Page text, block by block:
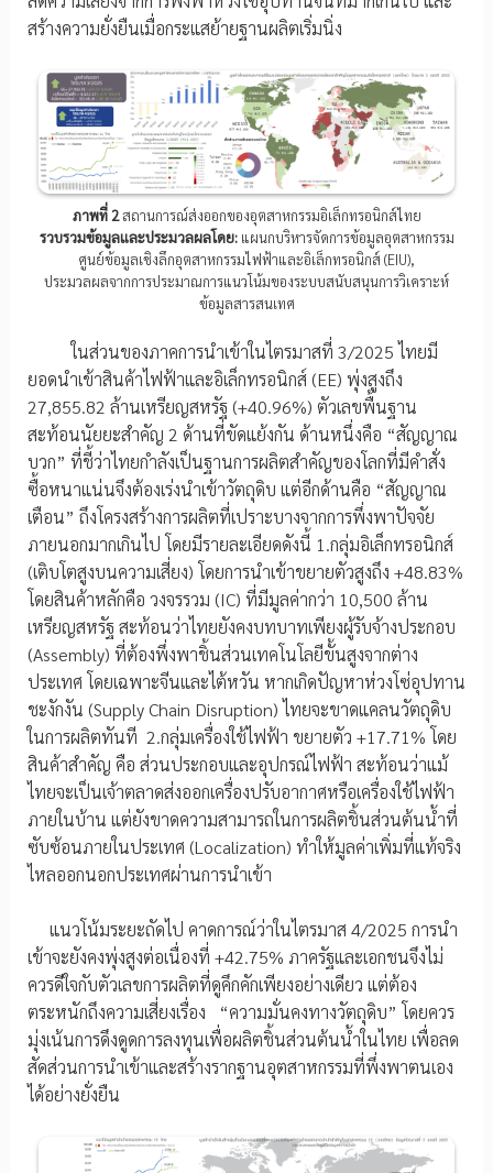
สร้างความยั่งยืนเมื่อกระแสย้ายฐานผลิตเริ่มนิ่ง
ภาพที่ 2สถานการณ์ส่งออกของอุตสาหกรรมอิเล็กทรอนิกส์ไทย
รวบรวมข้อมูลและประมวลผลโดย:แผนกบริหารจัดการข้อมูลอุตสาหกรรม
ศูนย์ข้อมูลเชิงลึกอุตสาหกรรมไฟฟ้าและอิเล็กทรอนิกส์ (EIU),
ประมวลผลจากการประมาณการแนวโน้มของระบบสนับสนุนการวิเคราะห์
ข้อมูลสารสนเทศ
ในส่วนของภาคการนำเข้าในไตรมาสที่ 3/2025 ไทยมี
ยอดนำเข้าสินค้าไฟฟ้าและอิเล็กทรอนิกส์ (EE) พุ่งสูงถึง
27,855.82 ล้านเหรียญสหรัฐ (+40.96%) ตัวเลขพื้นฐาน
สะท้อนนัยยะสำคัญ 2 ด้านที่ขัดแย้งกัน ด้านหนึ่งคือ “สัญญาณ
บวก” ที่ชี้ว่าไทยกำลังเป็นฐานการผลิตสำคัญของโลกที่มีคำสั่ง
ซื้อหนาแน่นจึงต้องเร่งนำเข้าวัตถุดิบ แต่อีกด้านคือ “สัญญาณ
เตือน” ถึงโครงสร้างการผลิตที่เปราะบางจากการพึ่งพาปัจจัย
ภายนอกมากเกินไป โดยมีรายละเอียดดังนี้ 1.กลุ่มอิเล็กทรอนิกส์
(เติบโตสูงบนความเสี่ยง) โดยการนำเข้าขยายตัวสูงถึง +48.83%
โดยสินค้าหลักคือ วงจรรวม (IC) ที่มีมูลค่ากว่า 10,500 ล้าน
เหรียญสหรัฐ สะท้อนว่าไทยยังคงบทบาทเพียงผู้รับจ้างประกอบ
(Assembly) ที่ต้องพึ่งพาชิ้นส่วนเทคโนโลยีขั้นสูงจากต่าง
ประเทศ โดยเฉพาะจีนและไต้หวัน หากเกิดปัญหาห่วงโซ่อุปทาน
ชะงักงัน (Supply Chain Disruption) ไทยจะขาดแคลนวัตถุดิบ
ในการผลิตทันที 2.กลุ่มเครื่องใช้ไฟฟ้า ขยายตัว +17.71% โดย
สินค้าสำคัญ คือ ส่วนประกอบและอุปกรณ์ไฟฟ้า สะท้อนว่าแม้
ไทยจะเป็นเจ้าตลาดส่งออกเครื่องปรับอากาศหรือเครื่องใช้ไฟฟ้า
ภายในบ้าน แต่ยังขาดความสามารถในการผลิตชิ้นส่วนต้นน้ำที่
ซับซ้อนภายในประเทศ (Localization) ทำให้มูลค่าเพิ่มที่แท้จริง
ไหลออกนอกประเทศผ่านการนำเข้า
แนวโน้มระยะถัดไป คาดการณ์ว่าในไตรมาส 4/2025 การนำ
เข้าจะยังคงพุ่งสูงต่อเนื่องที่ +42.75% ภาครัฐและเอกชนจึงไม่
ควรดีใจกับตัวเลขการผลิตที่ดูคึกคักเพียงอย่างเดียว แต่ต้อง
ตระหนักถึงความเสี่ยงเรื่อง “ความมั่นคงทางวัตถุดิบ” โดยควร
มุ่งเน้นการดึงดูดการลงทุนเพื่อผลิตชิ้นส่วนต้นน้ำในไทย เพื่อลด
สัดส่วนการนำเข้าและสร้างรากฐานอุตสาหกรรมที่พึ่งพาตนเอง
ได้อย่างยั่งยืน